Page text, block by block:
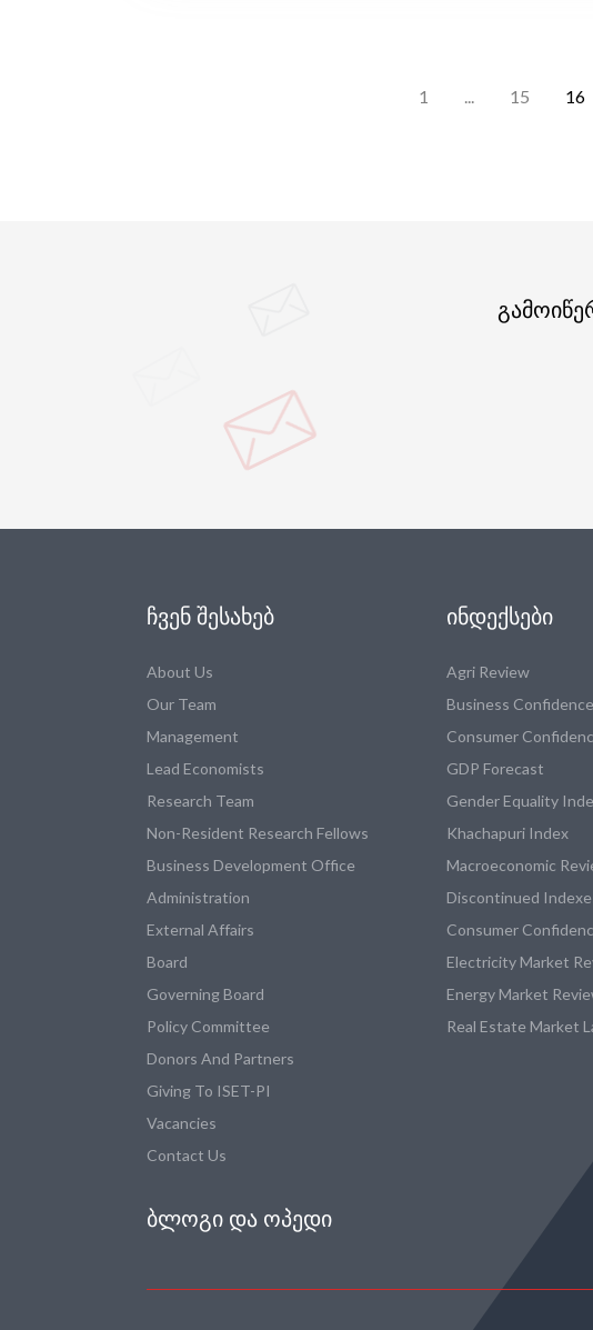
1 15 16
ᲩᲕᲔᲜ ᲨᲔᲡᲐᲮᲔᲑ
About Us
Our Team
Management
Lead Economists
Research Team
Non-Resident Research Fellows
Business Development Office
Administration
External Affairs
Board
Governing Board
Policy Committee
Donors And Partners
Giving To ISET-PI
Vacancies
Contact Us
ᲘᲜᲓᲔᲥᲡᲔᲑᲘ
Agri Review
Business
Consumer
GDP Forecast
Gender Equality
Khachapuri Index
Macroeconomic
Discontinued
Consumer
Electricity Market
Energy Market
Real Estate Market
ᲑᲚᲝᲒᲘ ᲓᲐ ᲝᲞᲔᲓᲘ